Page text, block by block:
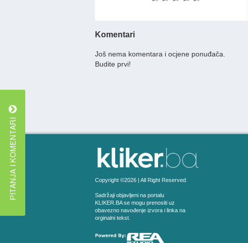
Komentari
Još nema komentara i ocjene ponuđača.
Budite prvi!
Copyright ©2026 | All Right Reserved.
Sadržaji objavljeni na portalu
KLIKER.BA se mogu prenositi uz
obavezno navođenje izvora i linka na
orginalni tekst.